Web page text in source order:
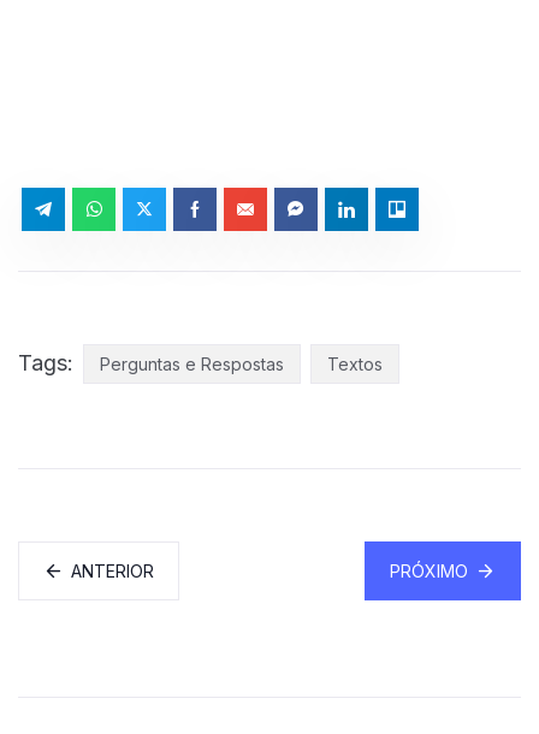
Tags: Perguntas e Respostas Textos
ANTERIOR PRÓXIMO